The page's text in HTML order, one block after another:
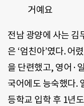
거예요
전남 광양에 사는
은 ‘엄친아’였다. 어
을 단련했고, 영어·
국어에도 능숙했다.
등학교 입학 후 1년